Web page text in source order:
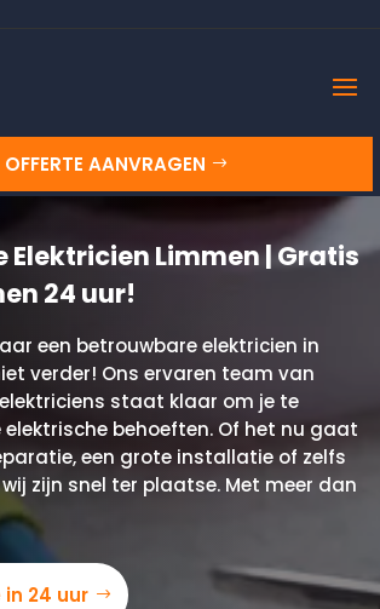
OFFERTE AANVRAGEN
Elektricien Limmen | Gratis
24 uur!
een betrouwbare elektricien in
verder! Ons ervaren team van
staat klaar om je te
elektrische behoeften. Of het nu gaat
een grote installatie of zelfs
zijn snel ter plaatse. Met meer dan
24 uur